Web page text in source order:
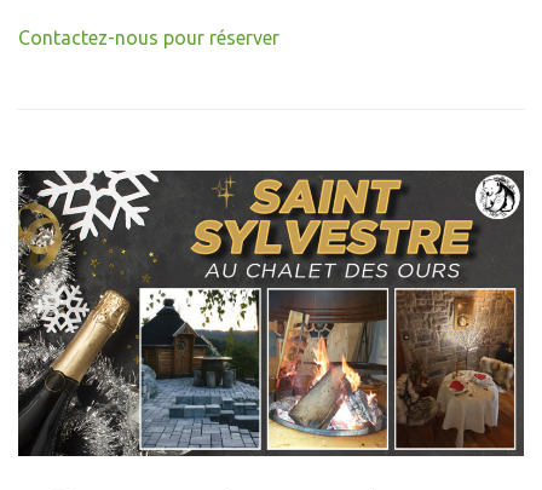
Contactez-nous pour réserver